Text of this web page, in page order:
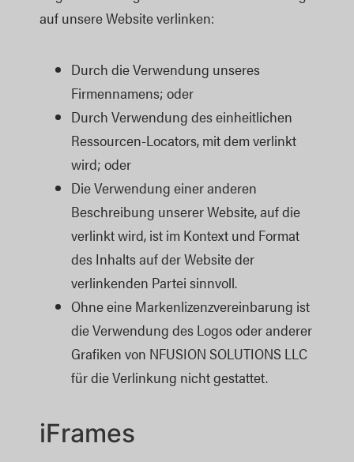
auf unsere Website verlinken:
Durch die Verwendung unseres
Firmennamens; oder
Durch Verwendung des einheitlichen
Ressourcen-Locators, mit dem verlinkt
wird; oder
Die Verwendung einer anderen
Beschreibung unserer Website, auf die
verlinkt wird, ist im Kontext und Format
des Inhalts auf der Website der
verlinkenden Partei sinnvoll.
Ohne eine Markenlizenzvereinbarung ist
die Verwendung des Logos oder anderer
Grafiken von NFUSION SOLUTIONS LLC
für die Verlinkung nicht gestattet.
iFrames